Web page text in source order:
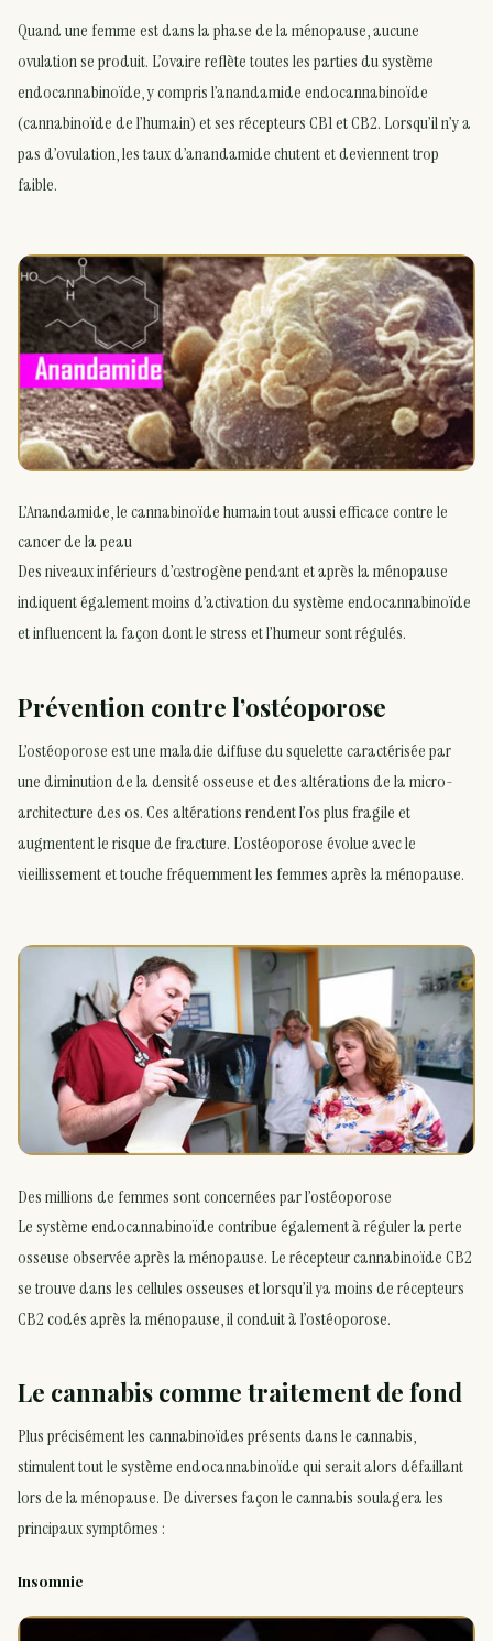
Quand une femme est dans la phase de la ménopause, aucune
ovulation se produit. L’ovaire reflète toutes les parties du système
endocannabinoïde, y compris l’anandamide endocannabinoïde
(cannabinoïde de l’humain) et ses récepteurs CB1 et CB2. Lorsqu’il n’y a
pas d’ovulation, les taux d’anandamide chutent et deviennent trop
faible.
L’Anandamide, le cannabinoïde humain tout aussi efficace contre le
cancer de la peau
Des niveaux inférieurs d’œstrogène pendant et après la ménopause
indiquent également moins d’activation du système endocannabinoïde
et influencent la façon dont le stress et l’humeur sont régulés.
Prévention contre l’ostéoporose
L’ostéoporose est une maladie diffuse du squelette caractérisée par
une diminution de la densité osseuse et des altérations de la micro-
architecture des os. Ces altérations rendent l’os plus fragile et
augmentent le risque de fracture. L’ostéoporose évolue avec le
vieillissement et touche fréquemment les femmes après la ménopause.
Des millions de femmes sont concernées par l’ostéoporose
Le système endocannabinoïde contribue également à réguler la perte
osseuse observée après la ménopause. Le récepteur cannabinoïde CB2
se trouve dans les cellules osseuses et lorsqu’il ya moins de récepteurs
CB2 codés après la ménopause, il conduit à l’ostéoporose.
Le cannabis comme traitement de fond
Plus précisément les cannabinoïdes présents dans le cannabis,
stimulent tout le système endocannabinoïde qui serait alors défaillant
lors de la ménopause. De diverses façon le cannabis soulagera les
principaux symptômes :
Insomnie